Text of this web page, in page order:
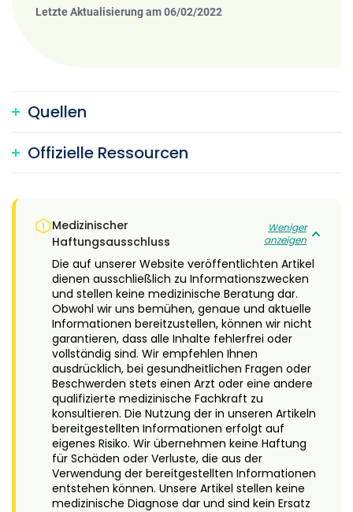
Letzte Aktualisierung am 06/02/2022
Quellen
Offizielle Ressourcen
Medizinischer
Haftungsausschluss
Weniger
anzeigen
Die auf unserer Website veröffentlichten Artikel
dienen ausschließlich zu Informationszwecken
und stellen keine medizinische Beratung dar.
Obwohl wir uns bemühen, genaue und aktuelle
Informationen bereitzustellen, können wir nicht
garantieren, dass alle Inhalte fehlerfrei oder
vollständig sind. Wir empfehlen Ihnen
ausdrücklich, bei gesundheitlichen Fragen oder
Beschwerden stets einen Arzt oder eine andere
qualifizierte medizinische Fachkraft zu
konsultieren. Die Nutzung der in unseren Artikeln
bereitgestellten Informationen erfolgt auf
eigenes Risiko. Wir übernehmen keine Haftung
für Schäden oder Verluste, die aus der
Verwendung der bereitgestellten Informationen
entstehen können. Unsere Artikel stellen keine
medizinische Diagnose dar und sind kein Ersatz